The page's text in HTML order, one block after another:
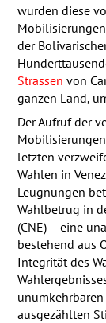
wurden diese
der
Strassen von
ganzen Land,
Der Aufruf der
letzten
Wahlen in
Leugnungen
Wahlbetrug in
(CNE) – eine
bestehend aus
Integrität des
ausgezählten